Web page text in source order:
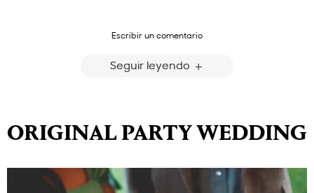
Escribir un comentario
Seguir leyendo
ORIGINAL PARTY WEDDING